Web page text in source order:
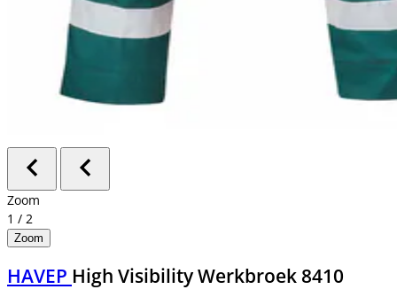
Zoom
1 / 2
Zoom
HAVEP High Visibility Werkbroek 8410